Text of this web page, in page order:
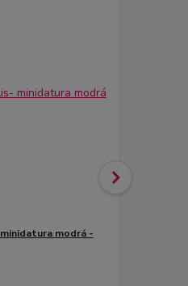
modrá -